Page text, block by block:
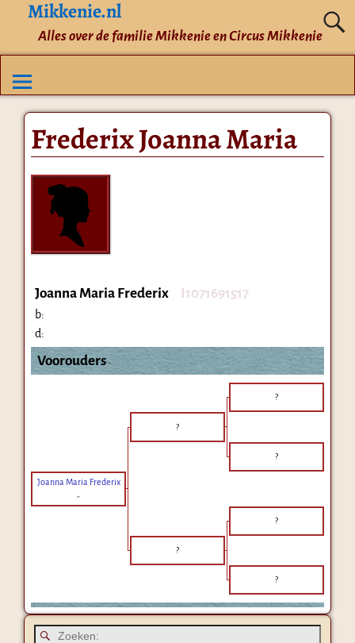
Mikkenie.nl
Alles over de familie Mikkenie en Circus Mikkenie
Frederix Joanna Maria
Joanna Maria Frederix I1071691517
b:
d:
Voorouders
?
?
?
Joanna Maria Frederix
-
?
?
?